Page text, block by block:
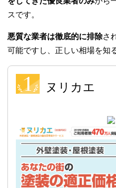
スです。
悪質な業者は徹底的に排除さ
可能ですし、正しい相場を知
ヌリカエ